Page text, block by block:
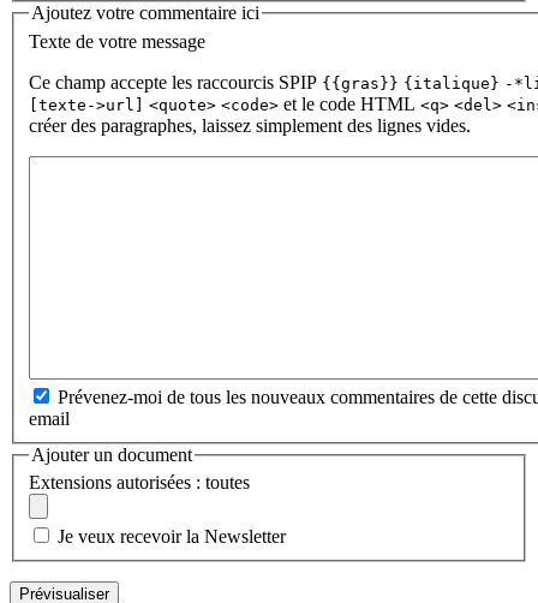
Ajoutez votre commentaire ici
Texte de votre message
Ce champ accepte les raccourcis SPIP {{gras}} {italique} -
[texte->url] <quote> <code> et le code HTML <q> <del>
créer des paragraphes, laissez simplement des lignes vides.
Prévenez-moi de tous les nouveaux commentaires de cette
email
Ajouter un document
Extensions autorisées : toutes
Je veux recevoir la Newsletter